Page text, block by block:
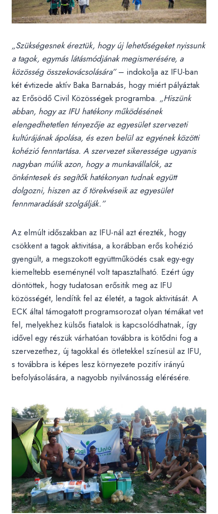
„Szükségesnek éreztük, hogy új lehetőségeket nyissunk
a tagok, egymás látásmódjának megismerésére, a
közösség összekovácsolására”– indokolja az IFU-ban
két évtizede aktív Baka Barnabás, hogy miért pályáztak
az Erősödő Civil Közösségek programba. „Hiszünk
abban, hogy az IFU hatékony működésének
elengedhetetlen tényezője az egyesület szervezeti
kultúrájának ápolása, és ezen belül az egyének közötti
kohézió fenntartása. A szervezet sikeressége ugyanis
nagyban múlik azon, hogy a munkavállalók, az
önkéntesek és segítők hatékonyan tudnak együtt
dolgozni, hiszen az ő törekvéseik az egyesület
fennmaradását szolgálják.”
Az elmúlt időszakban az IFU-nál azt érezték, hogy
csökkent a tagok aktivitása, a korábban erős kohézió
gyengült, a megszokott együttműködés csak egy-egy
kiemeltebb eseménynél volt tapasztalható. Ezért úgy
döntöttek, hogy tudatosan erősitik meg az IFU
közösségét, lendítik fel az életét, a tagok aktivitását. A
ECK által támogatott programsorozat olyan témákat vet
fel, melyekhez külsős fiatalok is kapcsolódhatnak, így
idővel egy részük várhatóan továbbra is kötődni fog a
szervezethez, új tagokkal és ötletekkel színesül az IFU,
s továbbra is képes lesz környezete pozitív irányú
befolyásolására, a nagyobb nyilvánosság elérésére.